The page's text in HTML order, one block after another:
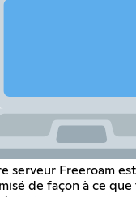
serveur Freeroam est
de façon à ce